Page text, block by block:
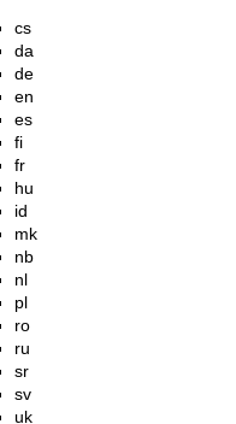
cs
da
de
en
es
fi
fr
hu
id
mk
nb
nl
pl
ro
ru
sr
sv
uk